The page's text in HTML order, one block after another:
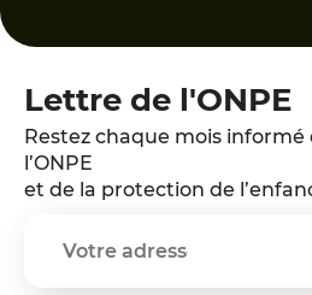
Lettre de l'ONPE
Restez chaque mois informé
l’ONPE
et de la protection de